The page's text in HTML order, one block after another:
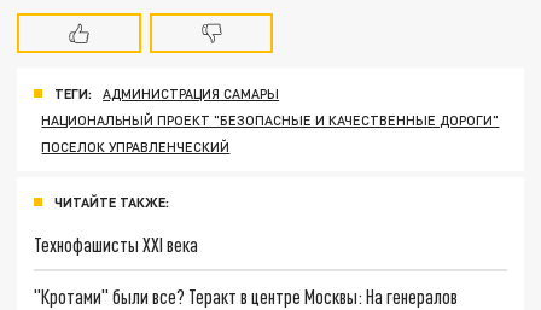
ТЕГИ:
АДМИНИСТРАЦИЯ САМАРЫ
НАЦИОНАЛЬНЫЙ ПРОЕКТ "БЕЗОПАСНЫЕ И КАЧЕСТВЕННЫЕ ДОРОГИ"
ПОСЕЛОК УПРАВЛЕНЧЕСКИЙ
ЧИТАЙТЕ ТАКЖЕ:
Технофашисты XXI века
"Кротами" были все? Теракт в центре Москвы: На генералов